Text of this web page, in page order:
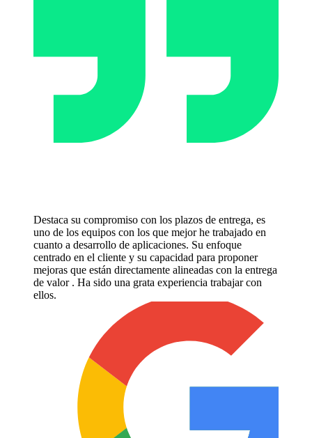
Destaca su compromiso con los plazos de entrega, es
uno de los equipos con los que mejor he trabajado en
cuanto a desarrollo de aplicaciones. Su enfoque
centrado en el cliente y su capacidad para proponer
mejoras que están directamente alineadas con la entrega
de valor . Ha sido una grata experiencia trabajar con
ellos.